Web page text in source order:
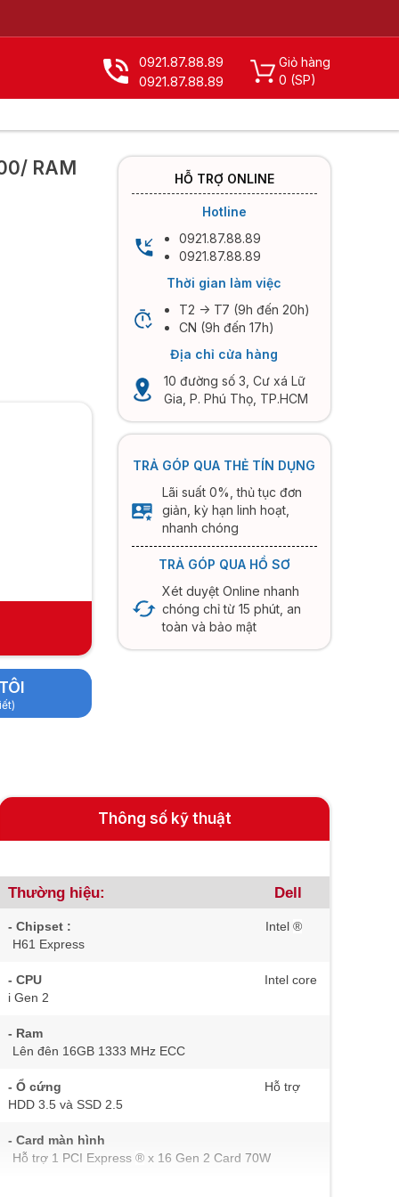
Giỏ hàng
0 (SP)
0921.87.88.89
0921.87.88.89
RAM
HỖ TRỢ ONLINE
Hotline
0921.87.88.89
0921.87.88.89
Thời gian làm việc
T2 -> T7 (9h đến 20h)
CN (9h đến 17h)
Địa chỉ cửa hàng
10 đường số 3, Cư xá Lữ
Gia, P. Phú Thọ, TP.HCM
TRẢ GÓP QUA THẺ TÍN DỤNG
Lãi suất 0%, thủ tục đơn
giản, kỳ hạn linh hoạt,
nhanh chóng
TRẢ GÓP QUA HỒ SƠ
Xét duyệt Online nhanh
chóng chỉ từ 15 phút, an
toàn và bảo mật
Thông số kỹ thuật
Thường hiệu: Dell
- Chipset : Intel ®
H61 Express
- CPU
Intel core
i Gen 2
- Ram
Lên đên 16GB 1333 MHz ECC
- Ổ cứng
Hỗ trợ
HDD 3.5 và SSD 2.5
- Card màn hình
Hỗ trợ 1 PCI Express ® x 16 Gen 2 Card 70W